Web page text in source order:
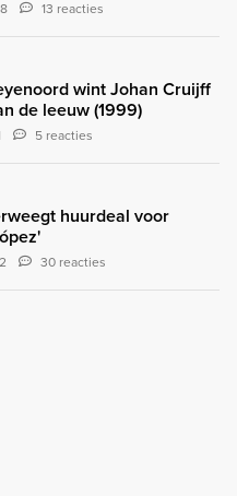
13 reacties
wint Johan Cruijff
de leeuw (1999)
5 reacties
huurdeal voor
30 reacties